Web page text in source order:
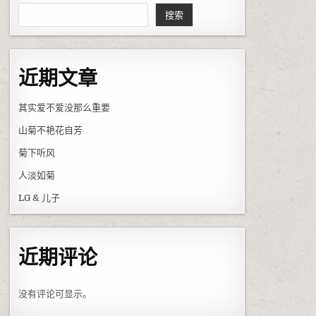
搜索
近期文章
其实爱不爱没那么重要
山菊不艳花自芳
菊下听风
人淡如菊
LG & 儿子
近期评论
没有评论可显示。